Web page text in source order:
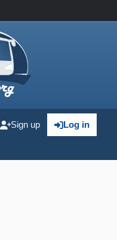
Log in
Sign up